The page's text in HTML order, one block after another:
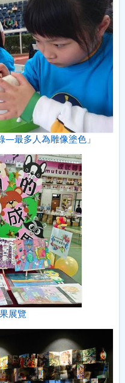
—最多人為雕像塗色」
展覽